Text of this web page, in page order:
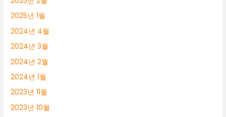
2025년 1월
2024년 4월
2024년 3월
2024년 2월
2024년 1월
2023년 11월
2023년 10월